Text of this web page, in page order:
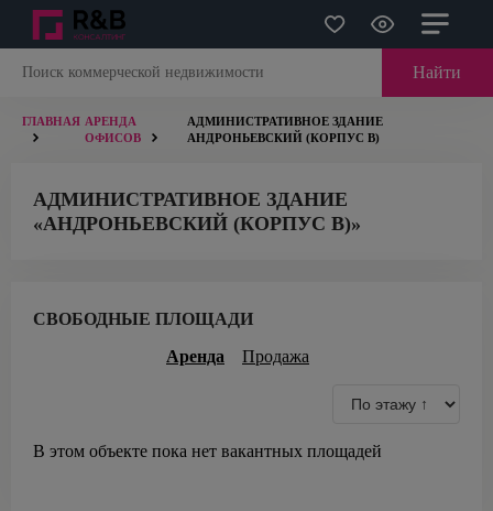
Найти
ГЛАВНАЯ АРЕНДА
ОФИСОВ
АДМИНИСТРАТИВНОЕ ЗДАНИЕ
АНДРОНЬЕВСКИЙ (КОРПУС B)
АДМИНИСТРАТИВНОЕ ЗДАНИЕ
«АНДРОНЬЕВСКИЙ (КОРПУС B)»
СВОБОДНЫЕ ПЛОЩАДИ
Аренда
Продажа
В этом объекте пока нет вакантных площадей